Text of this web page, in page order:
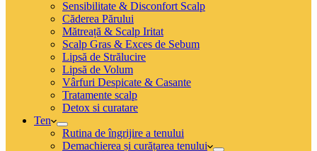
Sensibilitate & Disconfort Scalp
Căderea Părului
Mătreață & Scalp Iritat
Scalp Gras & Exces de Sebum
Lipsă de Strălucire
Lipsă de Volum
Vârfuri Despicate & Casante
Tratamente scalp
Detox si curatare
Ten
Rutina de îngrijire a tenului
Demachierea și curățarea tenului